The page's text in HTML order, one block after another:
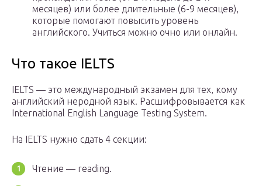
месяцев) или более длительные (6-9 месяцев),
которые помогают повысить уровень
английского. Учиться можно очно или онлайн.
Что такое IELTS
IELTS — это международный экзамен для тех, кому
английский неродной язык. Расшифровывается как
International English Language Testing System.
На IELTS нужно сдать 4 секции:
Чтение — reading.